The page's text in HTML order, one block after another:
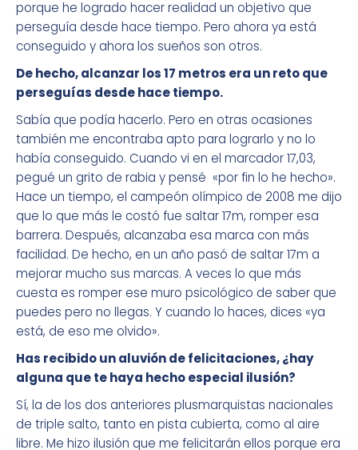
porque he logrado hacer realidad un objetivo que
perseguía desde hace tiempo. Pero ahora ya está
conseguido y ahora los sueños son otros.
De hecho, alcanzar los 17 metros era un reto que
perseguías desde hace tiempo.
Sabía que podía hacerlo. Pero en otras ocasiones
también me encontraba apto para lograrlo y no lo
había conseguido. Cuando vi en el marcador 17,03,
pegué un grito de rabia y pensé «por fin lo he hecho».
Hace un tiempo, el campeón olímpico de 2008 me dijo
que lo que más le costó fue saltar 17m, romper esa
barrera. Después, alcanzaba esa marca con más
facilidad. De hecho, en un año pasó de saltar 17m a
mejorar mucho sus marcas. A veces lo que más
cuesta es romper ese muro psicológico de saber que
puedes pero no llegas. Y cuando lo haces, dices «ya
está, de eso me olvido».
Has recibido un aluvión de felicitaciones, ¿hay
alguna que te haya hecho especial ilusión?
Sí, la de los dos anteriores plusmarquistas nacionales
de triple salto, tanto en pista cubierta, como al aire
libre. Me hizo ilusión que me felicitarán ellos porque era